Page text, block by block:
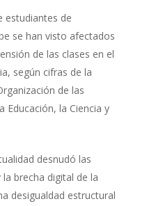
estudiantes de
se han visto afectados
de las clases en el
según cifras de la
de las
Educación, la Ciencia y
desnudó las
brecha digital de la
desigualdad estructural